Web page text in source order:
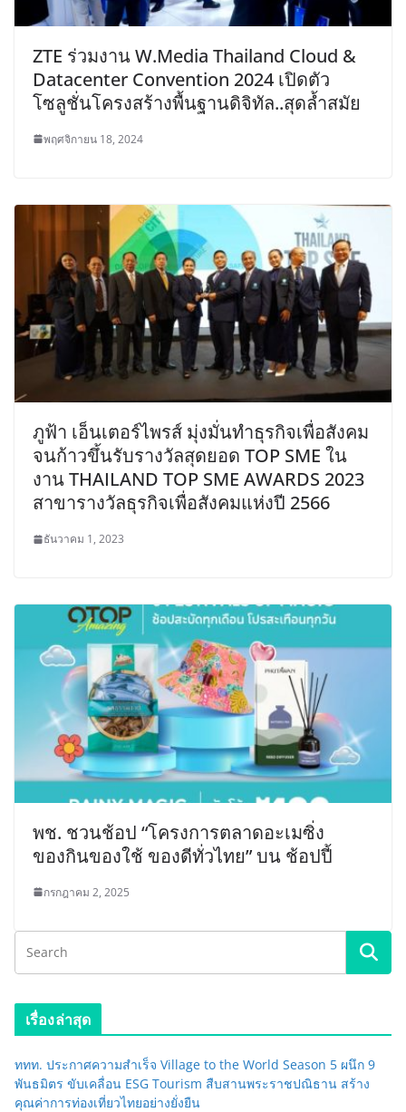
ZTE ร่วมงาน W.Media Thailand Cloud &
Datacenter Convention 2024 เปิดตัว
โซลูชั่นโครงสร้างพื้นฐานดิจิทัล..สุดล้ำสมัย
พฤศจิกายน 18, 2024
ภูฟ้า เอ็นเตอร์ไพรส์ มุ่งมั่นทำธุรกิจเพื่อสังคม
จนก้าวขึ้นรับรางวัลสุดยอด TOP SME ใน
งาน THAILAND TOP SME AWARDS 2023
สาขารางวัลธุรกิจเพื่อสังคมแห่งปี 2566
ธันวาคม 1, 2023
พช. ชวนช้อป “โครงการตลาดอะเมซิ่ง
ของกินของใช้ ของดีทั่วไทย” บน ช้อปปี้
กรกฎาคม 2, 2025
เรื่องล่าสุด
ททท. ประกาศความสำเร็จ Village to the World Season 5 ผนึก 9
พันธมิตร ขับเคลื่อน ESG Tourism สืบสานพระราชปณิธาน สร้าง
คุณค่าการท่องเที่ยวไทยอย่างยั่งยืน